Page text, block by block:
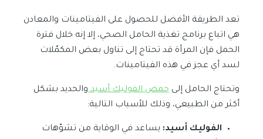
تعد الطريقة الأفضل للحصول على الفيتامينات والمعادن
هي اتباع برنامج تغذية الحامل الصحي، إلا إنه خلال فترة
الحمل فإن المرأة قد تحتاج إلى تناول بعض المكمّلات
لسد أي عجز في هذه الفيتامينات.
وتحتاج الحامل إلى حمض الفوليك أسيدوالحديد بشكل
أكثر من الطبيعي، وذلك للأسباب التالية:
الفوليك أسيد: يساعد في الوقاية من تشوّهات